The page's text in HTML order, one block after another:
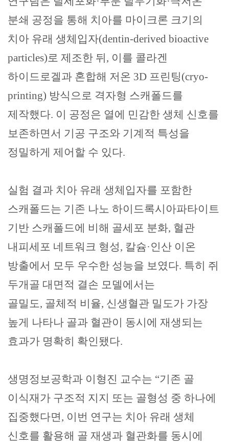
분쇄 공정을 통해 치아를 마이크론 크기의
치아 유래 생체입자(dentin-derived bioactive
particles)로 제조한 뒤 , 이를 콜라겐
하이드로겔과 혼합해 저온 3D 프린팅(cryo-
printing) 방식으로 격자형 스캐폴드를
제작했다. 이 공정은 열에 민감한 생체 신호를
보존하면서 기공 구조와 기계적 특성을
정밀하게 제어할 수 있다.
실험 결과 치아 유래 생체입자를 포함한
스캐폴드는 기존 나노 하이드록시아파타이트
기반 스캐폴드에 비해 골세포 분화, 혈관
내피세포 네트워크 형성, 칼슘·인산 이온
방출에서 모두 우수한 성능을 보였다. 특히 쥐
두개골 대면적 결손 모델에서는
골밀도, 골체적 비율, 신생혈관 밀도가 가장
높게 나타나 골과 혈관이 동시에 재생되는
효과가 명확히 확인됐다.
생명정보공학과 이형진 교수는 “기존 골
이식재가 구조적 지지 또는 골형성 중 하나에
집중했다면, 이번 연구는 치아 유래 생체
신호를 활용해 골 재생과 혈관화를 동시에